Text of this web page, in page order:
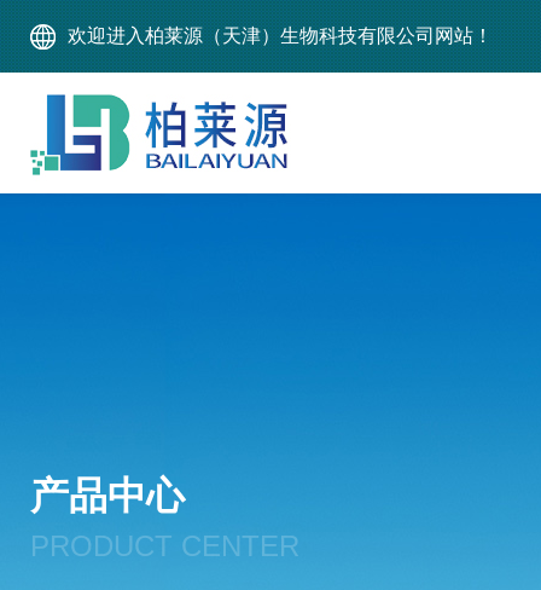
欢迎进入柏莱源（天津）生物科技有限公司网站！
产品中心
PRODUCT CENTER